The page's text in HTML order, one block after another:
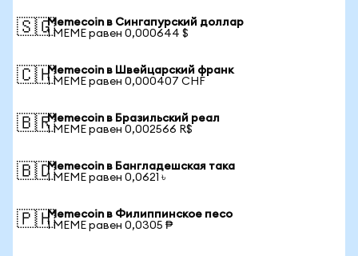
🇸🇬Memecoin в Сингапурский доллар
1 MEME равен 0,000644 $
🇨🇭Memecoin в Швейцарский франк
1 MEME равен 0,000407 CHF
🇧🇷Memecoin в Бразильский реал
1 MEME равен 0,002566 R$
🇧🇩Memecoin в Бангладешская така
1 MEME равен 0,0621 ৳
🇵🇭Memecoin в Филиппинское песо
1 MEME равен 0,0305 ₱